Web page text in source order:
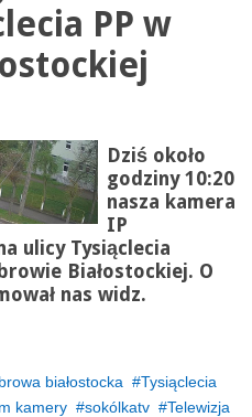
PP w
Dziś około
godziny 10:20
nasza kamera
IP
ulicy Tysiąclecia
Białostockiej. O
nas widz.
białostocka
Tysiąclecia
kamery sokólkatv
Telewizja